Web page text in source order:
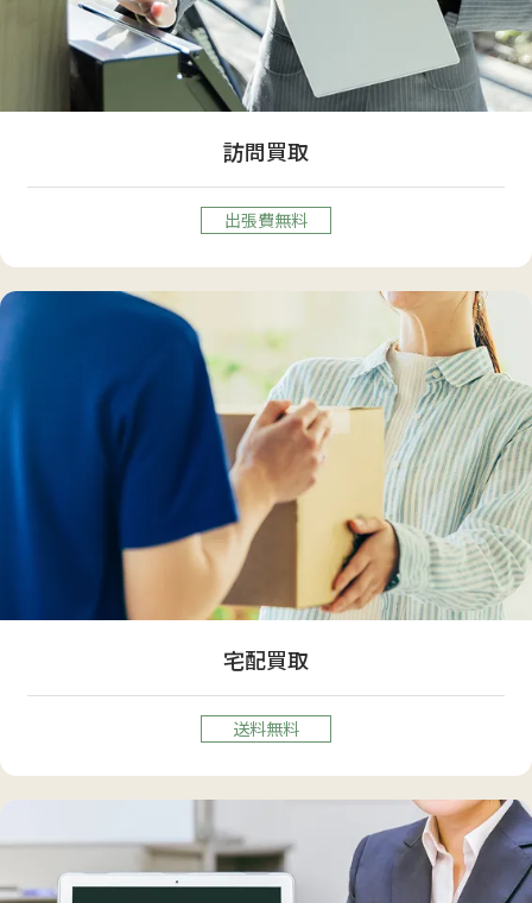
訪問買取
出張費無料
宅配買取
送料無料